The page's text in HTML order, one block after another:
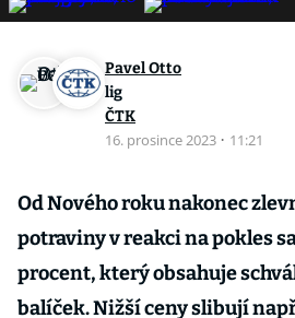
Pavel Otto
lig
ČTK
16. prosince 2023 · 11:21
Od Nového roku nakonec
potraviny v reakci na pokles
procent, který obsahuje
balíček. Nižší ceny slibují